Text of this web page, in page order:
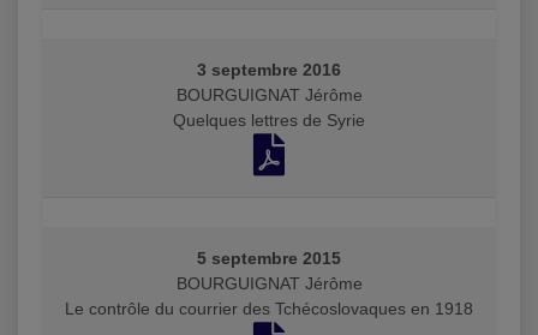
3 septembre 2016
BOURGUIGNAT Jérôme
Quelques lettres de Syrie
5 septembre 2015
BOURGUIGNAT Jérôme
Le contrôle du courrier des Tchécoslovaques en 1918